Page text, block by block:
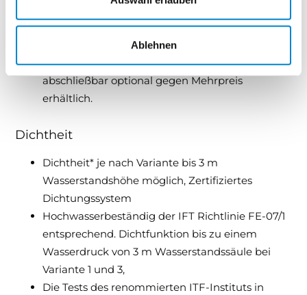
Ablehnen
Hochwasserbeständigkeit (Farbe Treibriegel
weiß oder Neusilber).
Treibriegelverschluss in Stellung "ZU"
abschließbar optional gegen Mehrpreis
erhältlich.
Dichtheit
Dichtheit* je nach Variante bis 3 m
Wasserstandshöhe möglich, Zertifiziertes
Dichtungssystem
Hochwasserbeständig der IFT Richtlinie FE-07/1
entsprechend. Dichtfunktion bis zu einem
Wasserdruck von 3 m Wasserstandssäule bei
Variante 1 und 3,
Die Tests des renommierten ITF-Instituts in